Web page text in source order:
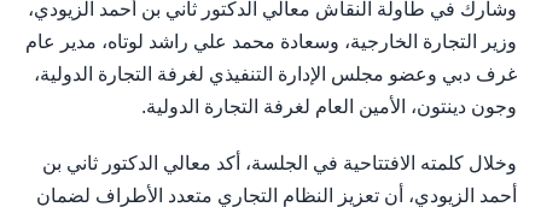
وشارك في طاولة النقاش معالي الدكتور ثاني بن أحمد الزيودي،
وزير التجارة الخارجية، وسعادة محمد علي راشد لوتاه، مدير عام
غرف دبي وعضو مجلس الإدارة التنفيذي لغرفة التجارة الدولية،
وجون دينتون، الأمين العام لغرفة التجارة الدولية.
وخلال كلمته الافتتاحية في الجلسة، أكد معالي الدكتور ثاني بن
أحمد الزيودي، أن تعزيز النظام التجاري متعدد الأطراف لضمان